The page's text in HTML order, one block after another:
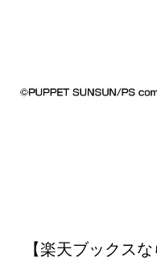
【楽天ブックス